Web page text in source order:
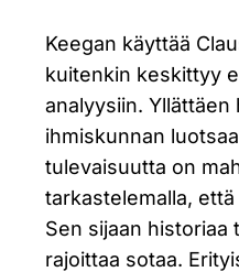
Keegan käyttää
kuitenkin keskittyy
analyysiin.
ihmiskunnan
tulevaisuutta on
tarkastelemalla,
Sen sijaan historiaa
rajoittaa sotaa.